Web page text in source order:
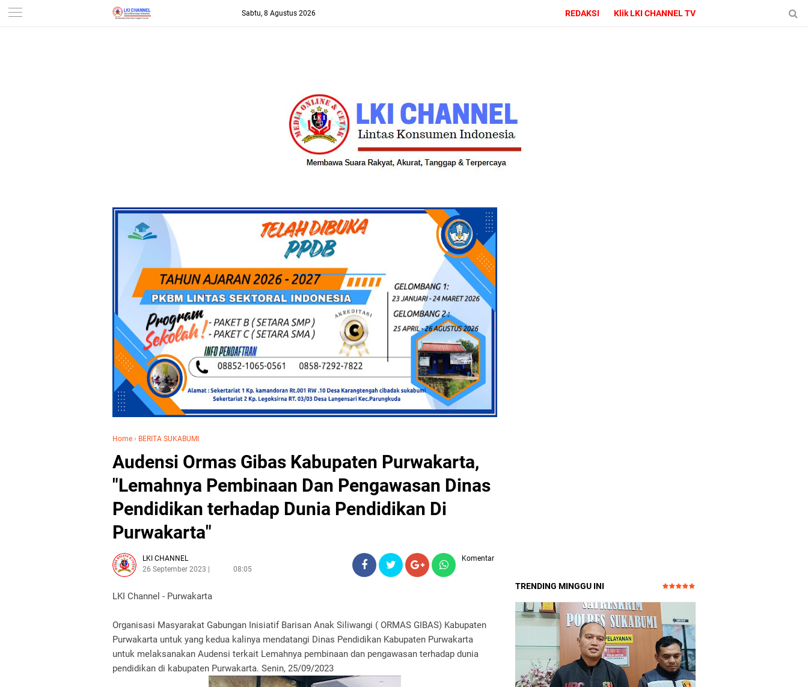
-->
Sabtu, 8 Agustus 2026 REDAKSI Klik LKI CHANNEL TV
Home › BERITA SUKABUMI
Audensi Ormas Gibas Kabupaten Purwakarta,
"Lemahnya Pembinaan Dan Pengawasan Dinas
Pendidikan terhadap Dunia Pendidikan Di
Purwakarta"
LKI CHANNEL
26 September 2023
08:05
Komentar
LKI Channel - Purwakarta
Organisasi Masyarakat Gabungan Inisiatif Barisan Anak Siliwangi ( ORMAS GIBAS) Kabupaten
Purwakarta untuk yang kedua kalinya mendatangi Dinas Pendidikan Kabupaten Purwakarta
untuk melaksanakan Audensi terkait Lemahnya pembinaan dan pengawasan terhadap dunia
pendidikan di kabupaten Purwakarta. Senin, 25/09/2023
TRENDING MINGGU INI